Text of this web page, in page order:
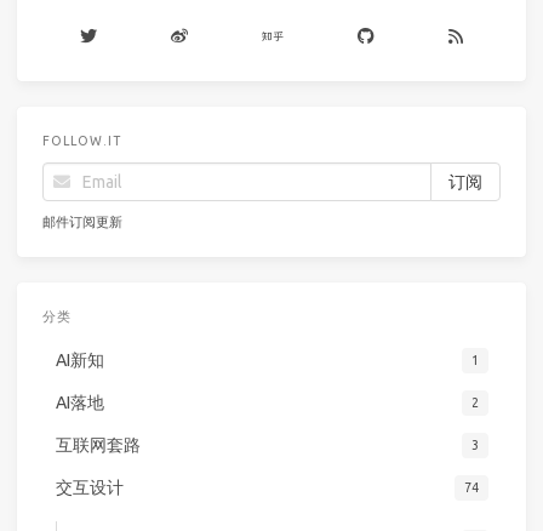
FOLLOW.IT
邮件订阅更新
分类
AI新知 1
AI落地 2
互联网套路 3
交互设计 74